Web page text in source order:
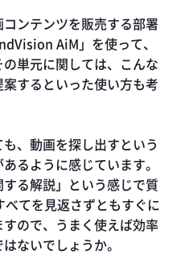
ンテンツを販売する部署
AiM」を使って、
単元に関しては、こんな
するといった使い方も考
、動画を探し出すという
るように感じています。
する解説」という感じで質
てを見返さずともすぐに
ので、うまく使えば効率
ないでしょうか。